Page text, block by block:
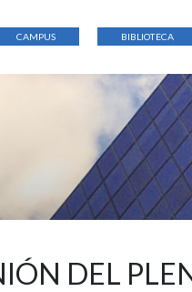
CAMPUS BIBLIOTECA
DEL